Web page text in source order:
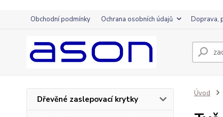
Obchodní podmínky Ochrana osobních údajů Doprava,
Dřevěné zaslepovací krytky
Úvod